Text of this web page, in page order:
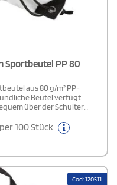
Sportbeutel PP 80
aus 80 g/m² PP-
Beutel verfügt
über der Schulter
Hauptfach und die
ein Logo oder eine
als einfaches und
Marke oder
100 Stück
Cod: 120511